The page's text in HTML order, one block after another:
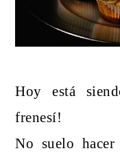
Hoy está
frenesí!
No suelo